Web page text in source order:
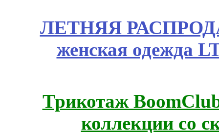
ЛЕТНЯЯ
женская одежда
Трикотаж
коллекции со